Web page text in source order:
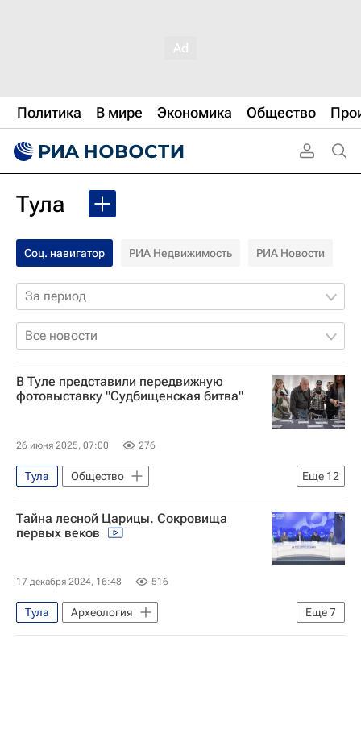
Политика В мире Экономика Общество
Тула
Соц. навигатор РИА Недвижимость РИА Новости
За период
Все новости
В Туле представили передвижную
фотовыставку "Судбищенская битва"
26 июня 2025, 07:00 276
Еще 12
Тула
Общество
Социальный навигатор
Что не найдешь в учебнике
Николай Макаров
Иван Грозный
Владимир Гриценко
Российская академия наук
Тайна лесной Царицы. Сокровища
первых веков
17 декабря 2024, 16:48 516
Еще7
Тула
Археология
Социальный навигатор